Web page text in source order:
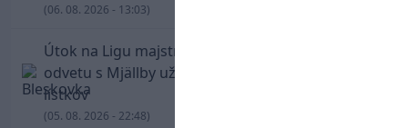
(06. 08. 2026 - 13:03)
Útok na Ligu majstrov láka! Slovan hlási na
odvetu s Mjällby už viac ako 13-tisíc predaných
lístkov
(05. 08. 2026 - 22:48)